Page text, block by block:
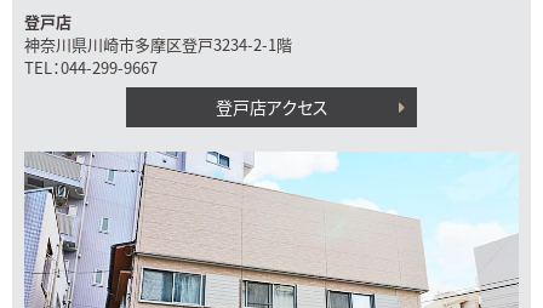
登戸店
神奈川県川崎市多摩区登戸3234-2-1階
TEL：044-299-9667
登戸店アクセス